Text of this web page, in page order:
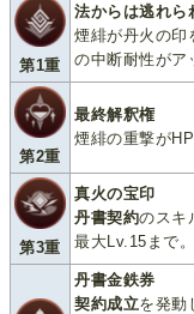
第1重
法からは逃れら
煙緋が丹火の印
の中断耐性がア
第2重
最終解釈権
煙緋の重撃が
第3重
真火の宝印
丹書契約のスキ
最大Lv.15まで。
丹書金鉄券
契約成立を発動